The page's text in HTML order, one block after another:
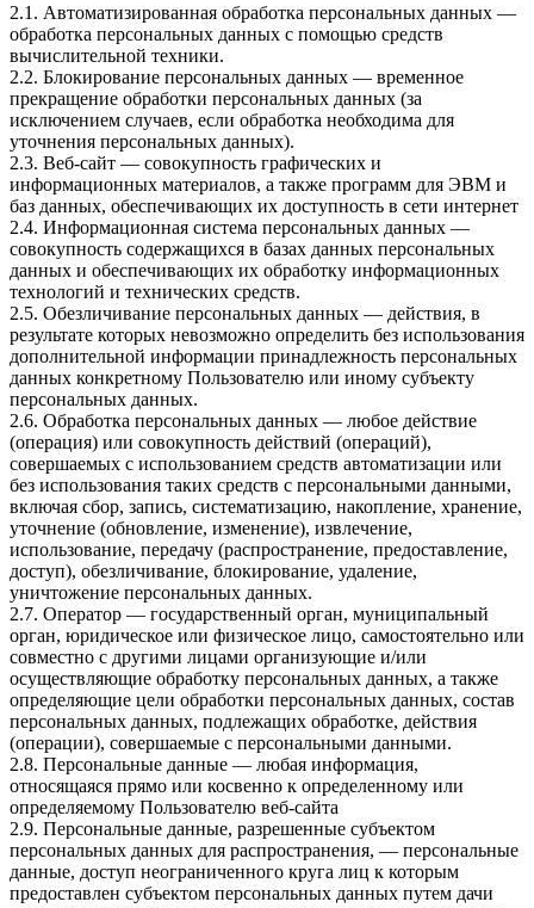
2.1. Автоматизированная обработка персональных данных —
обработка персональных данных с помощью средств
вычислительной техники.
2.2. Блокирование персональных данных — временное
прекращение обработки персональных данных (за
исключением случаев, если обработка необходима для
уточнения персональных данных).
2.3. Веб-сайт — совокупность графических и
информационных материалов, а также программ для ЭВМ и
баз данных, обеспечивающих их доступность в сети интернет
2.4. Информационная система персональных данных —
совокупность содержащихся в базах данных персональных
данных и обеспечивающих их обработку информационных
технологий и технических средств.
2.5. Обезличивание персональных данных — действия, в
результате которых невозможно определить без использования
дополнительной информации принадлежность персональных
данных конкретному Пользователю или иному субъекту
персональных данных.
2.6. Обработка персональных данных — любое действие
(операция) или совокупность действий (операций),
совершаемых с использованием средств автоматизации или
без использования таких средств с персональными данными,
включая сбор, запись, систематизацию, накопление, хранение,
уточнение (обновление, изменение), извлечение,
использование, передачу (распространение, предоставление,
доступ), обезличивание, блокирование, удаление,
уничтожение персональных данных.
2.7. Оператор — государственный орган, муниципальный
орган, юридическое или физическое лицо, самостоятельно или
совместно с другими лицами организующие и/или
осуществляющие обработку персональных данных, а также
определяющие цели обработки персональных данных, состав
персональных данных, подлежащих обработке, действия
(операции), совершаемые с персональными данными.
2.8. Персональные данные — любая информация,
относящаяся прямо или косвенно к определенному или
определяемому Пользователю веб-сайта
2.9. Персональные данные, разрешенные субъектом
персональных данных для распространения, — персональные
данные, доступ неограниченного круга лиц к которым
предоставлен субъектом персональных данных путем дачи